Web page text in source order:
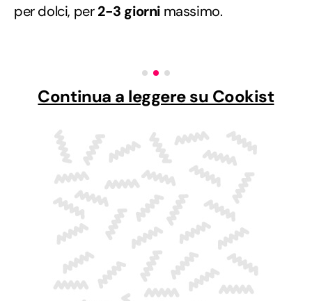
per dolci, per2-3 giorni massimo.
Continua a leggere su Cookist